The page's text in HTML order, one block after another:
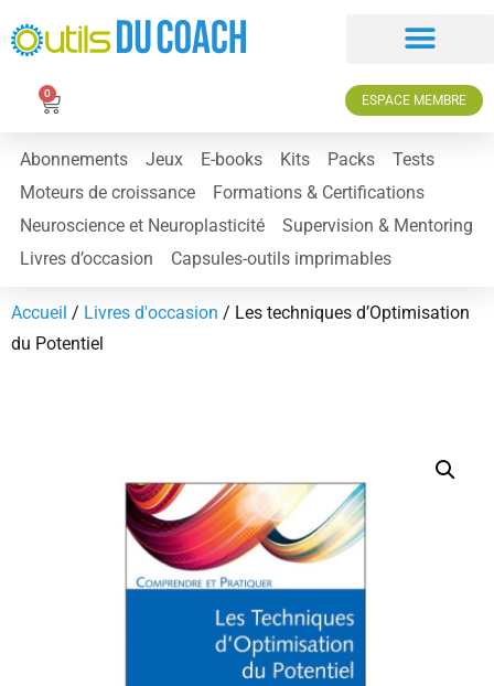
0 ESPACE MEMBRE
Abonnements Jeux E-books Kits Packs
Tests
Moteurs de croissance
Formations & Certifications
Neuroscience et Neuroplasticité
Supervision & Mentoring
Livres d’occasion
Capsules-outils imprimables
Accueil / Livres d'occasion / Les techniques d’Optimisation
du Potentiel